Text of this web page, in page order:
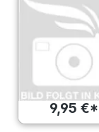
9,95 €*